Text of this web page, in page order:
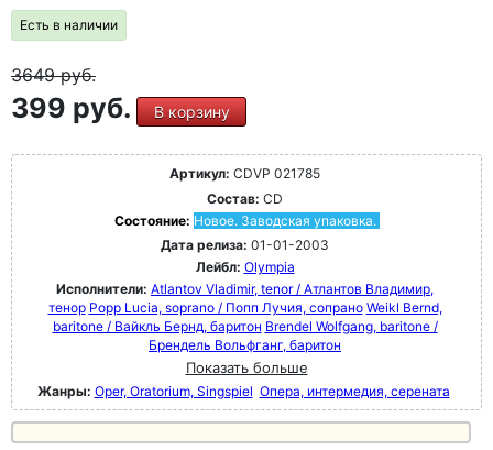
Есть в наличии
3649руб.
399 руб. В корзину
Артикул: CDVP 021785
Состав: CD
Состояние: Новое. Заводская упаковка.
Дата релиза: 01-01-2003
Лейбл: Olympia
Исполнители: Atlantov Vladimir, tenor / Атлантов Владимир,
тенор Popp Lucia, soprano / Попп Лучия, сопрано Weikl Bernd,
baritone / Вайкль Бернд, баритон Brendel Wolfgang, baritone /
Брендель Вольфганг, баритон
Показать больше
Жанры: Oper, Oratorium, Singspiel Опера, интермедия, серената